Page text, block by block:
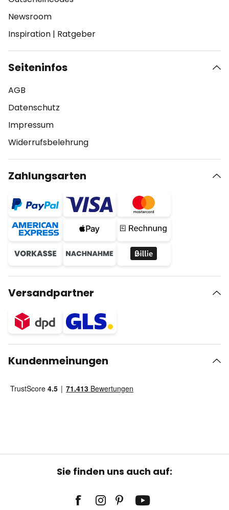
Newsroom
Inspiration | Ratgeber
Seiteninfos
AGB
Datenschutz
Impressum
Widerrufsbelehrung
Zahlungsarten
Versandpartner
Kundenmeinungen
Sie finden uns auch auf: